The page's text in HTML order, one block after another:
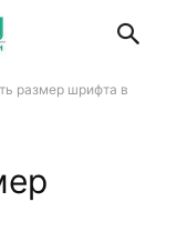
размер шрифта в